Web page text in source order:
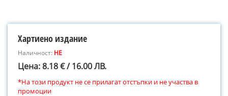
Хартиено издание
Наличност: НЕ
Цена: 8.18 € / 16.00 ЛВ.
*На този продукт не се прилагат отстъпки и не участва в
промоции